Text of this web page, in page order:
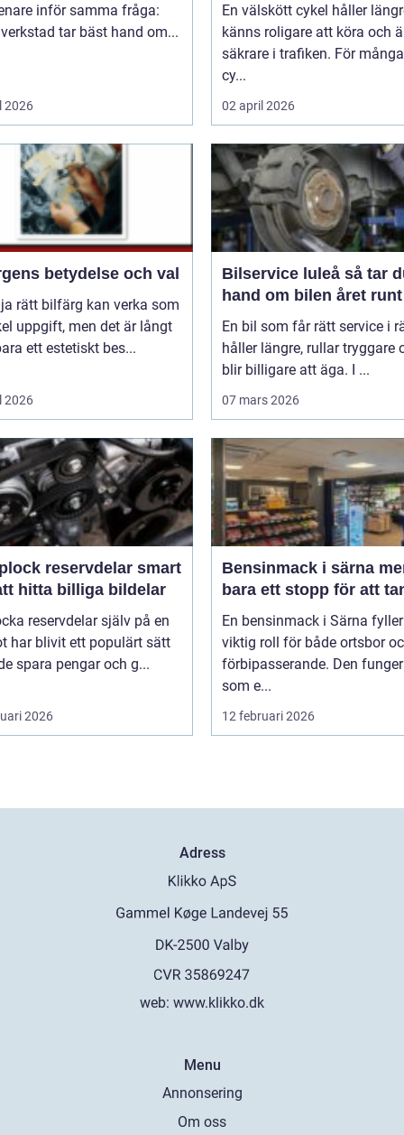
inför samma fråga:
tar bäst hand om...
2026
En välskött cykel håller
känns roligare att köra och
säkrare i trafiken. För
cy...
02 april 2026
betydelse och val
rätt bilfärg kan verka som
uppgift, men det är långt
ett estetiskt bes...
2026
Bilservice luleå så tar du
hand om bilen året runt
En bil som får rätt service i
håller längre, rullar tryggare
blir billigare att äga. I ...
07 mars 2026
reservdelar smart
hitta billiga bildelar
reservdelar själv på en
har blivit ett populärt sätt
spara pengar och g...
2026
Bensinmack i särna mer än
bara ett stopp för att
En bensinmack i Särna
viktig roll för både ortsbor
förbipasserande. Den
som e...
12 februari 2026
Adress
web: www.klikko.dk
Menu
Annonsering
Om oss